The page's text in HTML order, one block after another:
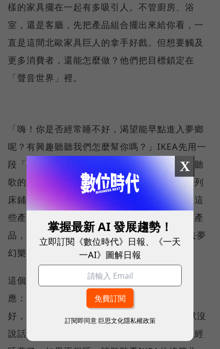
樣的家具擺在一起有多吸引人。不管廚房、浴
室，還是客廳，先把產品組合擺出來給你看，一
直是這間北歐家具巨人的拿手好戲。但想要觸及
更多消費者，還能怎麼做？他們把目標鎖定在
「聲音世界」裡。
「嗨！你是否經常睡不好，渴望能早點進入夢鄉
呢？有興趣聽聽我們怎麼幫你嗎？」IKEA先用一
段「很合理」的對白開場，當正在用串流平台聽
歌的聽眾回答想了解內容時，廣告會提供一系列
床鋪、枕頭的產品列表給消費者瀏覽，再依照這
些產品編出一首搖籃曲，用旋律來行銷品牌與產
品，「IKEA會為你唱搖籃曲，聽著它，一起去夢
幻樂園裡。」
這個語音廣告的特別之處不只如此。若聽眾回
應：沒興趣。廣告會回答：「如果你想睡得更
好，只需要聽IKEA的搖籃曲。」倘若聽眾沉默沒
說話，廣告則會詢問：「你這麼安靜，好像已經
X
掌握最新 AI 發展趨勢！
立即訂閱《數位時代》日報、《一天
一AI》圖解日報
訂閱即同意 巨思文化隱私權政策